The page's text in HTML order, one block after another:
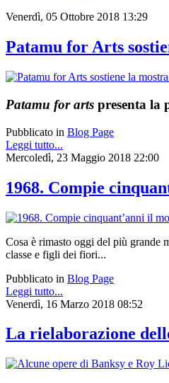
Venerdì, 05 Ottobre 2018 13:29
Patamu for Arts
Patamu for arts presenta la
Pubblicato in Blog Page
Leggi tutto...
Mercoledì, 23 Maggio 2018 22:00
1968. Compie
Cosa è rimasto oggi del più grande
classe e figli dei fiori...
Pubblicato in Blog Page
Leggi tutto...
Venerdì, 16 Marzo 2018 08:52
La rielaborazione